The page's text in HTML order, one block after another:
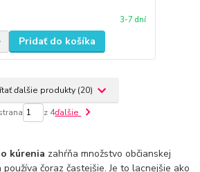
3-7 dní
Pridať do košíka
ďalšie produkty (20)
z 4ďalšie
kúrenia zahŕňa množstvo občianskej
čoraz častejšie. Je to lacnejšie ako